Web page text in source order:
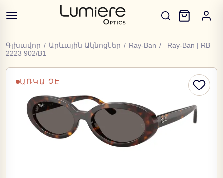
Գլխավոր / Արևային Ակնոցներ / Ray-Ban /
Ray-Ban | RB
2223 902/B1
ԱՌԿԱ ՉԷ